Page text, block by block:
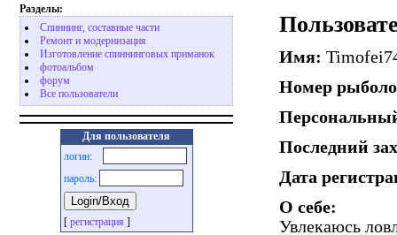
Разделы:
Спиннинг, составные части
Ремонт и модернизация
Изготовление спиннинговых приманок
фотоальбом
форум
Все пользователи
Для пользователя
логин:
пароль:
[ регистрация ]
Имя:
Номер
Последний
Дата
О себе:
Увлекаюсь